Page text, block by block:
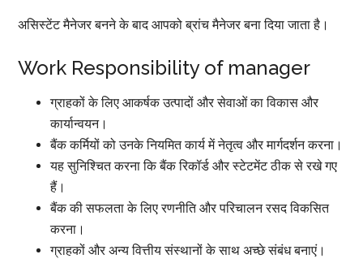
असिस्टेंट मैनेजर बनने के बाद आपको ब्रांच मैनेजर बना दिया जाता है।
Work Responsibility of manager
ग्राहकों के लिए आकर्षक उत्पादों और सेवाओं का विकास और
कार्यान्वयन।
बैंक कर्मियों को उनके नियमित कार्य में नेतृत्व और मार्गदर्शन करना।
यह सुनिश्चित करना कि बैंक रिकॉर्ड और स्टेटमेंट ठीक से रखे गए
हैं।
बैंक की सफलता के लिए रणनीति और परिचालन रसद विकसित
करना।
ग्राहकों और अन्य वित्तीय संस्थानों के साथ अच्छे संबंध बनाएं।